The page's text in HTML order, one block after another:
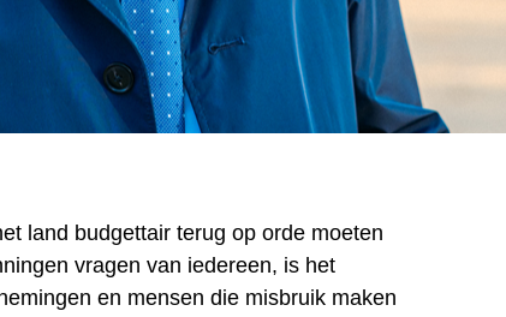
land budgettair terug op orde moeten
vragen van iedereen, is het
en mensen die misbruik maken